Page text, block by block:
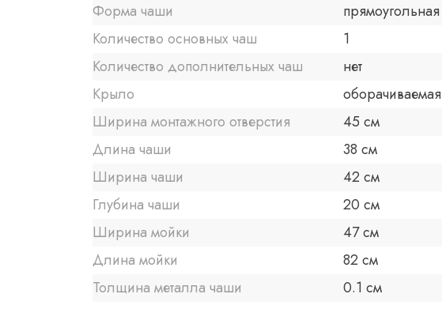
Форма чаши
прямоугольная
Количество основных чаш
1
Количество дополнительных чаш
нет
Крыло
оборачиваемая
Ширина монтажного отверстия
45 см
Длина чаши
38 см
Ширина чаши
42 см
Глубина чаши
20 см
Ширина мойки
47 см
Длина мойки
82 см
Толщина металла чаши
0.1 см